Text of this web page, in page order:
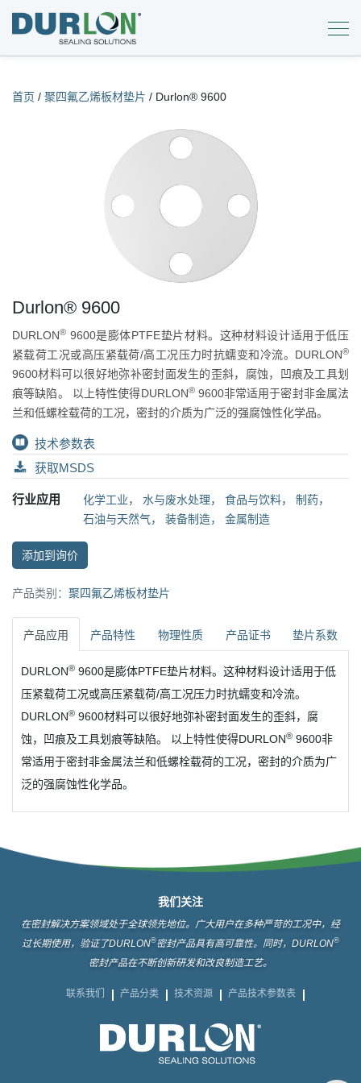
首页 / 聚四氟乙烯板材垫片 / Durlon® 9600
Durlon® 9600
DURLON® 9600是膨体PTFE垫片材料。这种材料设计适用于低压
紧载荷工况或高压紧载荷/高工况压力时抗蠕变和冷流。DURLON®
9600材料可以很好地弥补密封面发生的歪斜，腐蚀，凹痕及工具划
痕等缺陷。 以上特性使得DURLON®9600非常适用于密封非金属法
兰和低螺栓载荷的工况，密封的介质为广泛的强腐蚀性化学品。
技术参数表
获取MSDS
行业应用 化学工业， 水与废水处理， 食品与饮料， 制药，
石油与天然气， 装备制造， 金属制造
添加到询价
产品类别： 聚四氟乙烯板材垫片
产品应用 产品特性 物理性质 产品证书 垫片系数
DURLON® 9600是膨体PTFE垫片材料。这种材料设计适用于低
压紧载荷工况或高压紧载荷/高工况压力时抗蠕变和冷流。
DURLON® 9600材料可以很好地弥补密封面发生的歪斜，腐
蚀，凹痕及工具划痕等缺陷。 以上特性使得DURLON® 9600非
常适用于密封非金属法兰和低螺栓载荷的工况，密封的介质为广
泛的强腐蚀性化学品。
我们关注
在密封解决方案领域处于全球领先地位。广大用户在多种严苛的工况中，经
过长期使用，验证了DURLON®密封产品具有高可靠性。同时，DURLON®
密封产品在不断创新研发和改良制造工艺。
联系我们 产品分类 技术资源 产品技术参数表